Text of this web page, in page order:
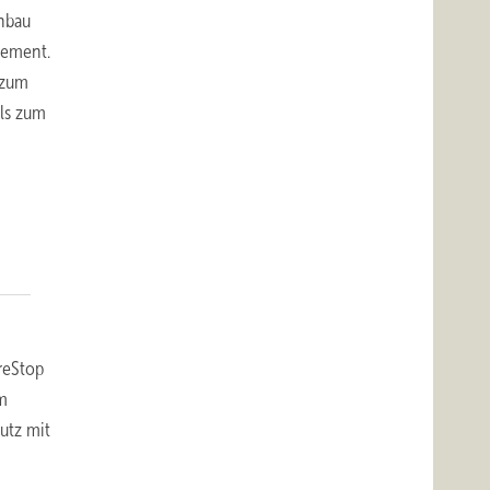
zum
mit